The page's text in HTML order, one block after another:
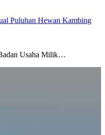
Puluhan Hewan Kambing
Usaha Milik…